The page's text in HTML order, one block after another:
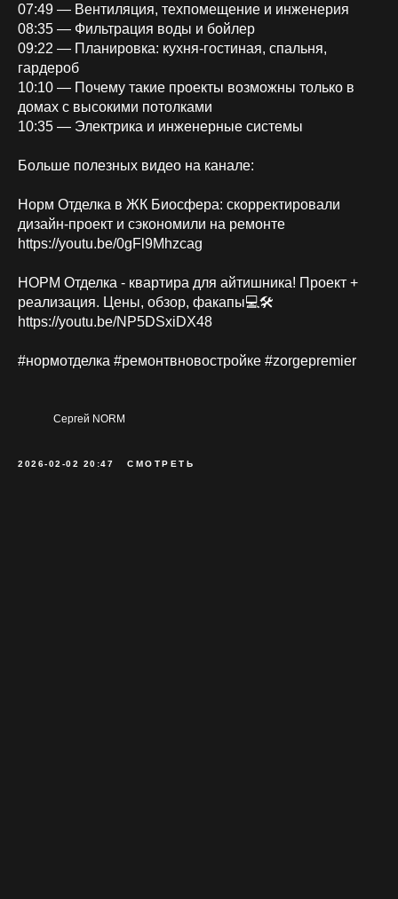
07:49 — Вентиляция, техпомещение и инженерия
08:35 — Фильтрация воды и бойлер
09:22 — Планировка: кухня-гостиная, спальня,
гардероб
10:10 — Почему такие проекты возможны только в
домах с высокими потолками
10:35 — Электрика и инженерные системы
Больше полезных видео на канале:
Норм Отделка в ЖК Биосфера: скорректировали
дизайн-проект и сэкономили на ремонте
https://youtu.be/0gFl9Mhzcag
НОРМ Отделка - квартира для айтишника! Проект +
реализация. Цены, обзор, факапы💻🛠️
https://youtu.be/NP5DSxiDX48
#нормотделка #ремонтвновостройке #zorgepremier
Сергей NORM
2026-02-02 20:47 СМОТРЕТЬ